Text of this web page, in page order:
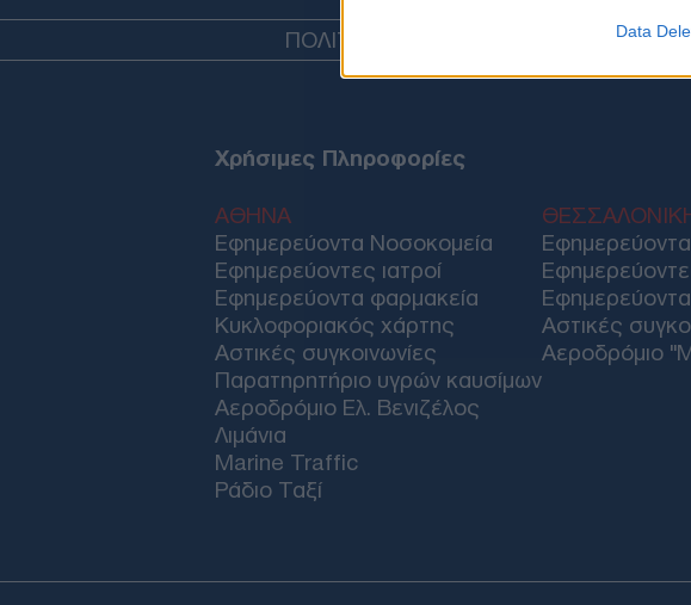
Data
ΠΟΛΙΤΙΚΗ ΕΛΛΑΔΑ
Χρήσιμες Πληροφορίες
ΑΘΗΝΑ
Εφημερεύοντα Νοσοκομεία
Εφημερεύοντες ιατροί
Εφημερεύοντα φαρμακεία
Κυκλοφοριακός χάρτης
Αστικές συγκοινωνίες
Παρατηρητήριο υγρών καυσίμων
Αεροδρόμιο Ελ. Βενιζέλος
Λιμάνια
Marine Traffic
Ράδιο Ταξί
Αστικές
Αεροδρόμιο